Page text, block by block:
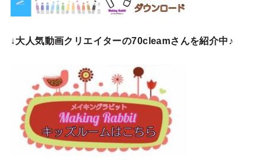
↓大人気動画クリエイターの70cleamさんを紹介中♪